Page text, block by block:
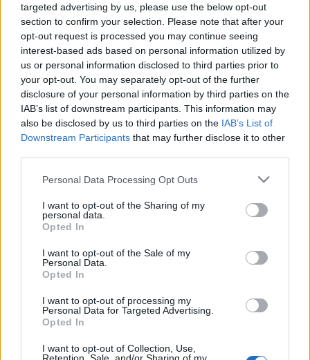
targeted advertising by us, please use the below opt-out
section to confirm your selection. Please note that after your
opt-out request is processed you may continue seeing
interest-based ads based on personal information utilized by
us or personal information disclosed to third parties prior to
your opt-out. You may separately opt-out of the further
disclosure of your personal information by third parties on the
IAB’s list of downstream participants. This information may
also be disclosed by us to third parties on the IAB’s List of
Downstream Participants that may further disclose it to other
Please note that this website/app uses one or more Google
not limited to your visit or usage behaviour. You may click to
grant or deny consent to Google and its third-party tags to
use your data for below specified purposes in below Google
consent section.
Personal Data Processing Opt Outs
I want to opt-out of the Sharing of my
personal data.
Opted In
I want to opt-out of the Sale of my
Personal Data.
Opted In
I want to opt-out of processing my
Personal Data for Targeted Advertising.
Opted In
I want to opt-out of Collection, Use,
Athletic Club tras cumplir sanción en la jornada 21. Perraud
ha participado esta temporada en 18 partidos, 15 de ellos
como titular. Su media de puntos no es muy alta (2,83) pero
puede serte de utilidad si necesitas un defensa de menos
de 1 millón de euros para completar tu alineación.
Carlos Romero (Espanyol, defensa, 810.000)
El futbolista cedido por el Villarreal será el encargado de
sustituir al lesionado Brian Oliván en el lateral izquierdo
exigencia para un Romero que este curso ha jugado 18
partidos en los que ha anotado un gol, repartido una
asistencia y sumado un total de 64 puntos Comunio.
Anuar (Valladolid, centrocampista, 960.000)
La baja de Mario Martín y el más que posible traspaso de
Kike Pérez deja sin muchas alternativas a Diego Cocca
para completar su centro del campo de cara al partido
elegidos por parte del técnico argentino para ocupar uno de